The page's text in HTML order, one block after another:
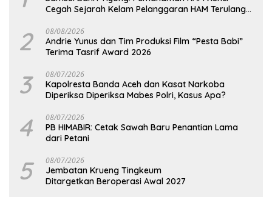
Cegah Sejarah Kelam Pelanggaran HAM Terulang
2 08/08/2026
Andrie Yunus dan Tim Produksi Film “Pesta Babi”
Terima Tasrif Award 2026
3 08/07/2026
Kapolresta Banda Aceh dan Kasat Narkoba
Diperiksa Diperiksa Mabes Polri, Kasus Apa?
4 08/07/2026
PB HIMABIR: Cetak Sawah Baru Penantian Lama
dari Petani
5 08/07/2026
Jembatan Krueng Tingkeum
Ditargetkan Beroperasi Awal 2027